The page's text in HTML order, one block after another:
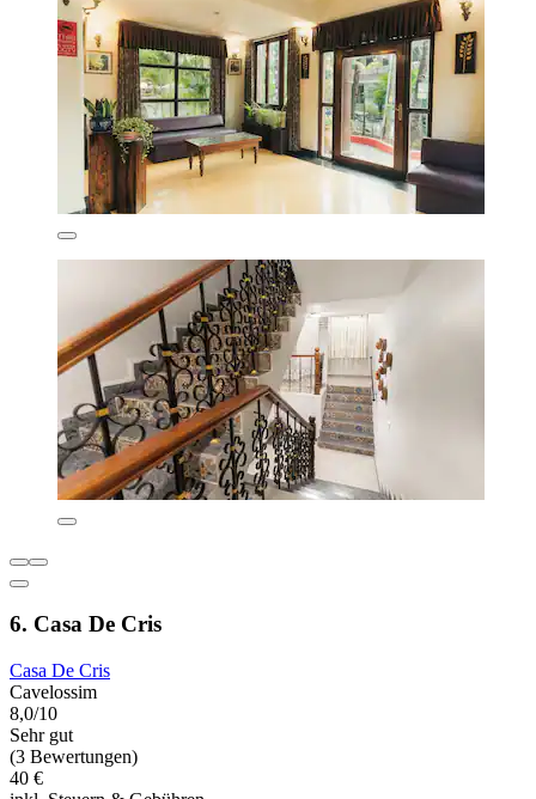
6. Casa De Cris
Casa De Cris
Cavelossim
8,0/10
Sehr gut
(3 Bewertungen)
40 €